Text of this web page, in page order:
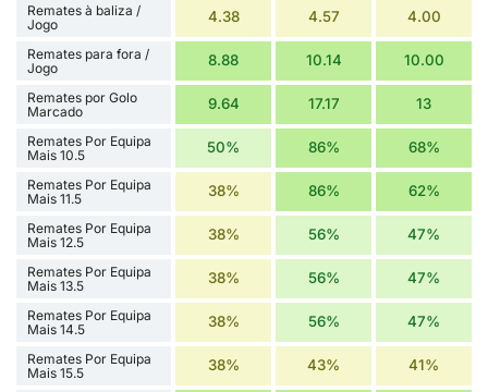
Remates à baliza /
Jogo
4.38 4.57 4.00
Remates para fora /
Jogo
8.88 10.14 10.00
Remates por Golo
Marcado
9.64 17.17 13
Remates Por Equipa
Mais 10.5
50% 86% 68%
Remates Por Equipa
Mais 11.5
38% 86% 62%
Remates Por Equipa
Mais 12.5
38% 56% 47%
Remates Por Equipa
Mais 13.5
38% 56% 47%
Remates Por Equipa
Mais 14.5
38% 56% 47%
Remates Por Equipa
Mais 15.5
38% 43% 41%